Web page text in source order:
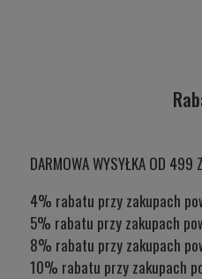
DARMOWA WYSYŁKA OD 499
4% rabatu przy zakupach
5% rabatu przy zakupach
8% rabatu przy zakupach
10% rabatu przy zakupach